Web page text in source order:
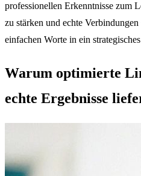
professionellen Erkenntnisse zum
zu stärken und echte
einfachen Worte in ein
Warum optimierte
echte Ergebnisse